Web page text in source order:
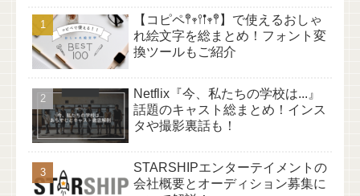
【コピペ𖤣𖥧𖥣𖡡𖥧𖤣】で使えるおしゃ
れ絵文字を総まとめ！フォント変
換ツールもご紹介
Netflix『今、私たちの学校は...』
話題のキャスト総まとめ！インス
タや撮影裏話も！
STARSHIPエンターテイメントの
会社概要とオーディション募集に